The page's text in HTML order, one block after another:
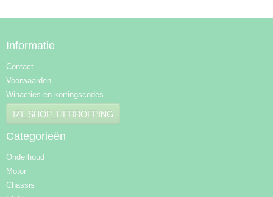
Informatie
Contact
Voorwaarden
Winacties en kortingscodes
IZI_SHOP_HERROEPING
Categorieën
Onderhoud
Motor
Chassis